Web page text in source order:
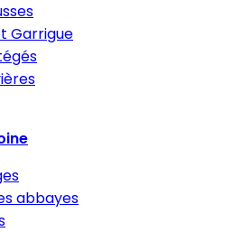
Garrigue
abbayes